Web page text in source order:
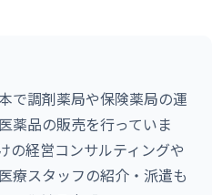
で調剤薬局や保険薬局の運
薬品の販売を行っていま
の経営コンサルティングや
療スタッフの紹介・派遣も